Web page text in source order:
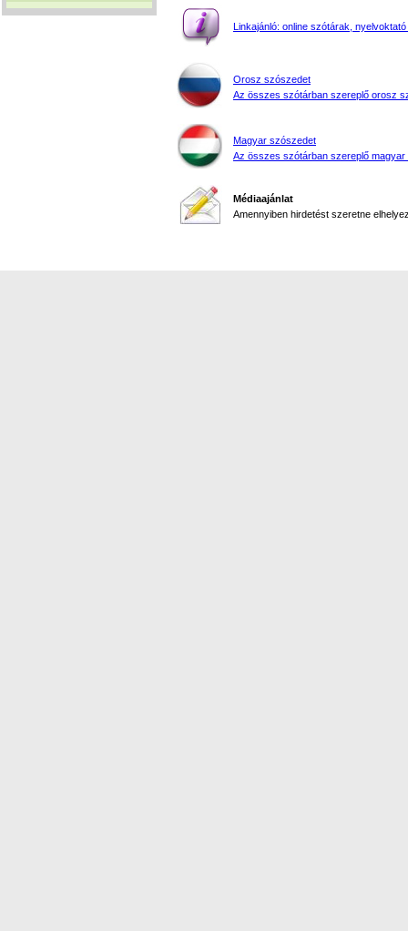
Linkajánló: online szótárak, nyelvoktató
Orosz szószedet
Az összes szótárban szereplő orosz
Magyar szószedet
Az összes szótárban szereplő magyar
Médiaajánlat
Amennyiben hirdetést szeretne